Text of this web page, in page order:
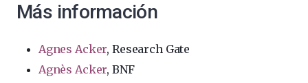
Más información
Agnes Acker, Research Gate
Agnès Acker, BNF